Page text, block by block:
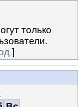
только
]